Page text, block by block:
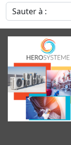
Sauter à :